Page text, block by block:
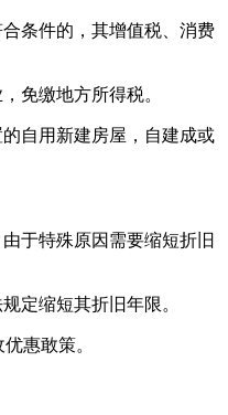
条件的，其增值税、消费
免缴地方所得税。
自用新建房屋，自建成或
于特殊原因需要缩短折旧
定缩短其折旧年限。
惠敢策。